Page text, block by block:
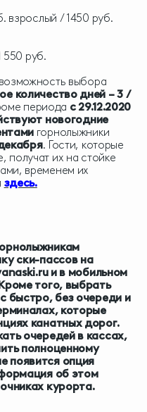
взрослый / 1450 руб.
550 руб.
выбора
количество дней – 3 /
периода с 29.12.2020
новогодние
горнолыжники
. Гости, которые
получат их на стойке
временем их
здесь.
ски-пассов на
и в мобильном
того, выбрать
быстро, без очереди и
которые
канатных дорог.
очередей в кассах,
полноценному
появится опция
об этом
курорта.